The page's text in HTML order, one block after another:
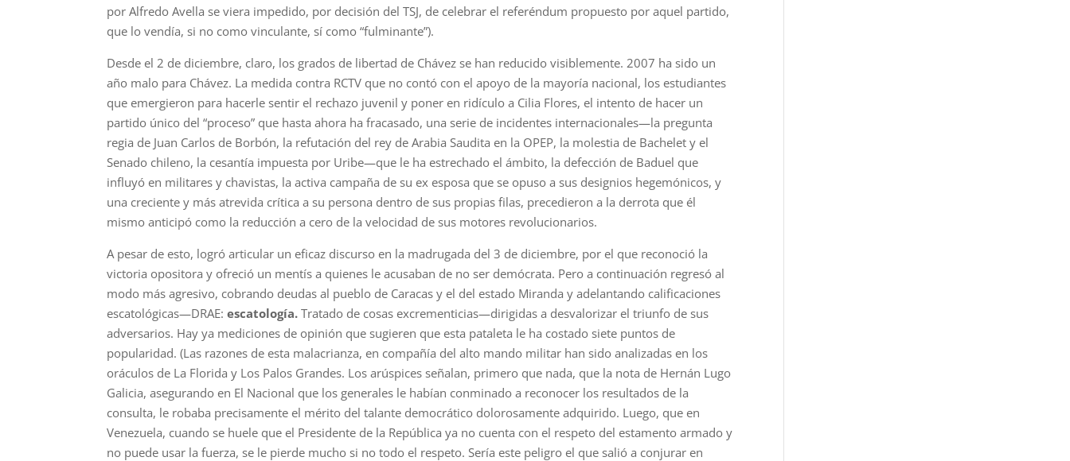
por Alfredo Avella se viera impedido, por decisión del TSJ, de celebrar el referéndum propuesto por aquel partido,
que lo vendía, si no como vinculante, sí como “fulminante”).
Desde el 2 de diciembre, claro, los grados de libertad de Chávez se han reducido visiblemente. 2007 ha sido un
año malo para Chávez. La medida contra RCTV que no contó con el apoyo de la mayoría nacional, los estudiantes
que emergieron para hacerle sentir el rechazo juvenil y poner en ridículo a Cilia Flores, el intento de hacer un
partido único del “proceso” que hasta ahora ha fracasado, una serie de incidentes internacionales—la pregunta
regia de Juan Carlos de Borbón, la refutación del rey de Arabia Saudita en la OPEP, la molestia de Bachelet y el
Senado chileno, la cesantía impuesta por Uribe—que le ha estrechado el ámbito, la defección de Baduel que
influyó en militares y chavistas, la activa campaña de su ex esposa que se opuso a sus designios hegemónicos, y
una creciente y más atrevida crítica a su persona dentro de sus propias filas, precedieron a la derrota que él
mismo anticipó como la reducción a cero de la velocidad de sus motores revolucionarios.
A pesar de esto, logró articular un eficaz discurso en la madrugada del 3 de diciembre, por el que reconoció la
victoria opositora y ofreció un mentís a quienes le acusaban de no ser demócrata. Pero a continuación regresó al
modo más agresivo, cobrando deudas al pueblo de Caracas y el del estado Miranda y adelantando calificaciones
escatológicas—DRAE:escatología. Tratado de cosas excrementicias—dirigidas a desvalorizar el triunfo de sus
adversarios. Hay ya mediciones de opinión que sugieren que esta pataleta le ha costado siete puntos de
popularidad. (Las razones de esta malacrianza, en compañía del alto mando militar han sido analizadas en los
oráculos de La Florida y Los Palos Grandes. Los arúspices señalan, primero que nada, que la nota de Hernán Lugo
Galicia, asegurando en El Nacional que los generales le habían conminado a reconocer los resultados de la
consulta, le robaba precisamente el mérito del talante democrático dolorosamente adquirido. Luego, que en
Venezuela, cuando se huele que el Presidente de la República ya no cuenta con el respeto del estamento armado y
no puede usar la fuerza, se le pierde mucho si no todo el respeto. Sería este peligro el que salió a conjurar en